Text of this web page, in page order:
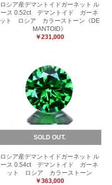
ロシア産デマントイドガーネット ル
ース 0.52ct デマントイド ガーネ
ット ロシア カラーストーン《DE
MANTOID》
￥231,000
SOLD OUT.
ロシア産デマントイドガーネット ル
ース 0.54ct デマントイド ガーネ
ット ロシア カラーストーン
￥363,000